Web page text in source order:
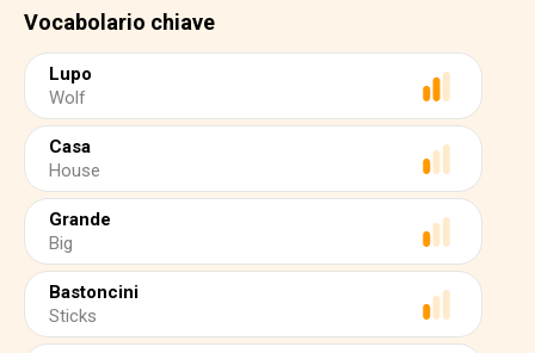
Vocabolario chiave
Lupo
Wolf
Casa
House
Grande
Big
Bastoncini
Sticks